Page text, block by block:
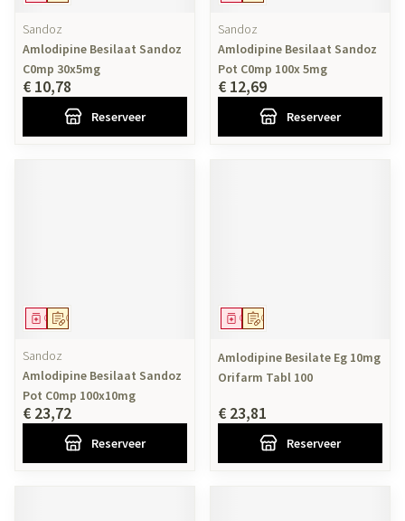
Sandoz
Amlodipine Besilaat Sandoz
C0mp 30x5mg
€ 10,78
Reserveer
Sandoz
Amlodipine Besilaat Sandoz
Pot C0mp 100x 5mg
€ 12,69
Reserveer
Op voorschrift
Geneesmiddel
Sandoz
Amlodipine Besilaat Sandoz
Pot C0mp 100x10mg
€ 23,72
Reserveer
Op voorschrift
Geneesmiddel
Amlodipine Besilate Eg 10mg
Orifarm Tabl 100
€ 23,81
Reserveer